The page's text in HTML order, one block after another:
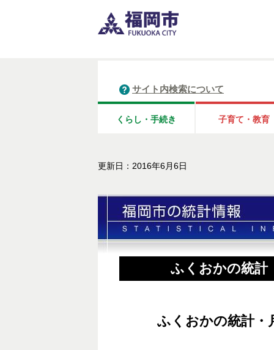
サイト内検索について
くらし・手続き 子育て・教育
更新日：2016年6月6日
ふくおかの統
ふくおかの統計